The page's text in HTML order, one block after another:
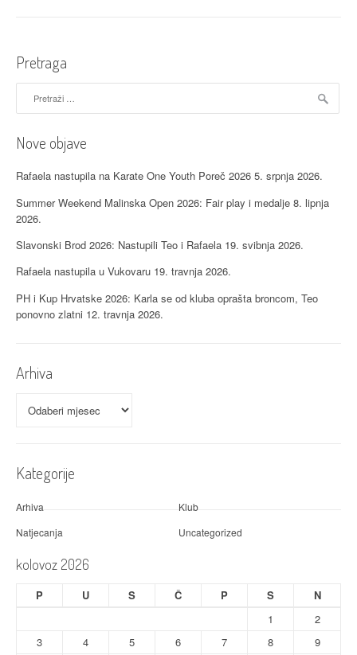
lige”
Pretraga
Nove objave
Rafaela nastupila na Karate One Youth Poreč 2026 5. srpnja 2026.
Summer Weekend Malinska Open 2026: Fair play i medalje 8. lipnja
2026.
Slavonski Brod 2026: Nastupili Teo i Rafaela 19. svibnja 2026.
Rafaela nastupila u Vukovaru 19. travnja 2026.
PH i Kup Hrvatske 2026: Karla se od kluba oprašta broncom, Teo
ponovno zlatni 12. travnja 2026.
Arhiva
Kategorije
Arhiva
Klub
Natjecanja
Uncategorized
kolovoz 2026
P U S Č P S
N
1
2
3
4 5 6 7 8 9